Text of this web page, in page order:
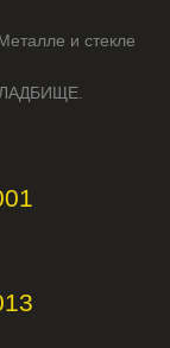
и стекле